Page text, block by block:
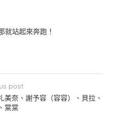
就站起來奔跑！
post
奈、謝予容（容容）、貝拉、
棠棠